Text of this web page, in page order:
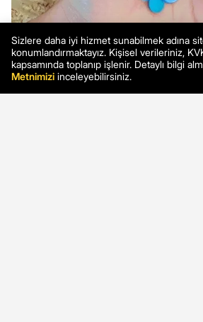
Sizlere daha iyi hizmet sunabilmek adına
konumlandırmaktayız. Kişisel verileriniz,
kapsamında toplanıp işlenir. Detaylı bilgi
Metnimizi inceleyebilirsiniz.